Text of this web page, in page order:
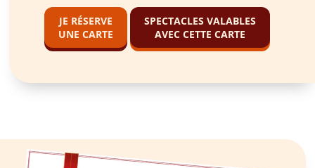
JE RÉSERVE
UNE CARTE
SPECTACLES VALABLES
AVEC CETTE CARTE